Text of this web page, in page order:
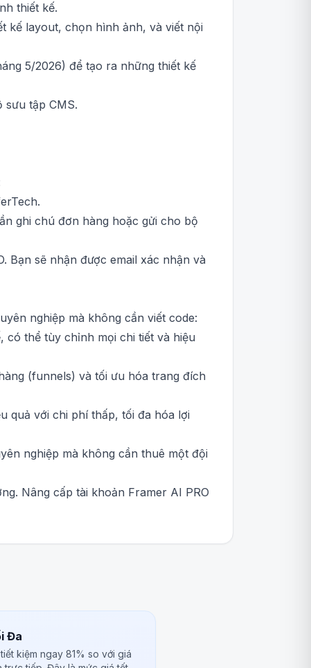
thiết kế.
kế layout, chọn hình ảnh, và viết nội
5/2026) để tạo ra những thiết kế
sưu tập CMS.
ghi chú đơn hàng hoặc gửi cho bộ
Bạn sẽ nhận được email xác nhận và
nghiệp mà không cần viết code:
có thể tùy chỉnh mọi chi tiết và hiệu
(funnels) và tối ưu hóa trang đích
quả với chi phí thấp, tối đa hóa lợi
nghiệp mà không cần thuê một đội
Nâng cấp tài khoản Framer AI PRO
Đa
kiệm ngay 81% so với giá